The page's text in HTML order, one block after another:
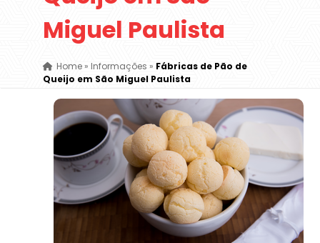
Miguel Paulista
Home» Informações » Fábricas de Pão de
Queijo em São Miguel Paulista